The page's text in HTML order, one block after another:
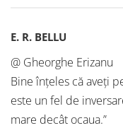
E. R. BELLU
@ Gheorghe Erizanu
Bine înțeles că aveți
este un fel de
mare decât ocaua.”